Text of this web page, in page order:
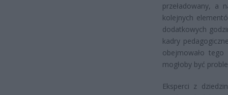
przeładowany, a
kolejnych
dodatkowych
kadry
obejmowało
mogłoby być
Eksperci z